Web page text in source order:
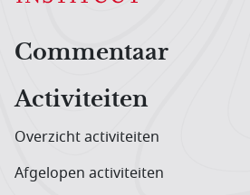
Hoofdnavigatiemenu
Commentaar
Activiteiten
Overzicht activiteiten
Afgelopen activiteiten